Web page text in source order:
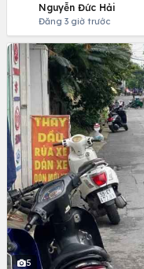
Nguyễn Đức Hải
Đăng 3 giờ trước
5